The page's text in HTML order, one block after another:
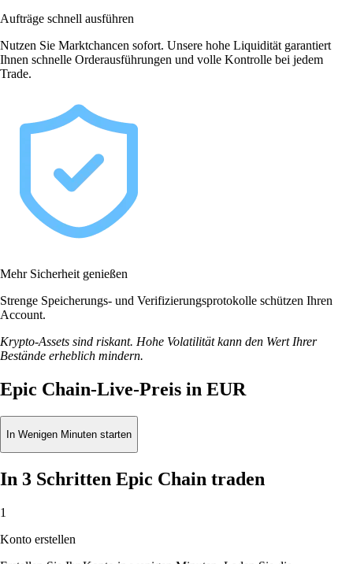
Aufträge schnell ausführen
Nutzen Sie Marktchancen sofort. Unsere hohe Liquidität garantiert
Ihnen schnelle Orderausführungen und volle Kontrolle bei jedem
Trade.
Mehr Sicherheit genießen
Strenge Speicherungs- und Verifizierungsprotokolle schützen Ihren
Account.
Krypto-Assets sind riskant. Hohe Volatilität kann den Wert Ihrer
Bestände erheblich mindern.
Epic Chain-Live-Preis in EUR
In Wenigen Minuten starten
In 3 Schritten Epic Chain traden
1
Konto erstellen